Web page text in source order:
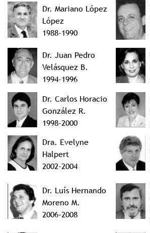
Dr. Mariano López
López
1988-1990
Dr. Juan Pedro
Velásquez B.
1994-1996
Dr. Carlos Horacio
González R.
1998-2000
Dra. Evelyne
Halpert
2002-2004
Dr. Luís Hernando
Moreno M.
2006-2008